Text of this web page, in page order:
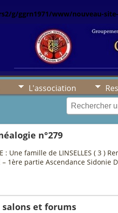
g/ggrn1971/www/nouveau-
L'association
n°279
: Une famille de LINSELLES ( 3
– 1ère partie Ascendance
et forums